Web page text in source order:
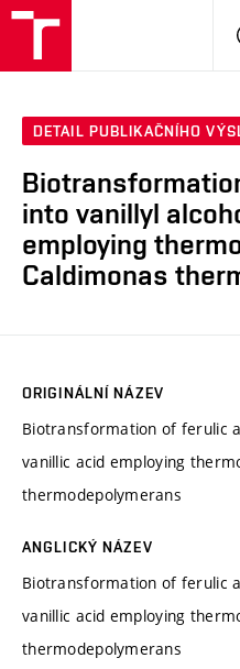
DETAIL PUBLIKAČNÍHO
into vanillyl
employing
Caldimonas
ORIGINÁLNÍ NÁZEV
Biotransformation of ferulic
vanillic acid employing
thermodepolymerans
ANGLICKÝ NÁZEV
Biotransformation of ferulic
vanillic acid employing
thermodepolymerans